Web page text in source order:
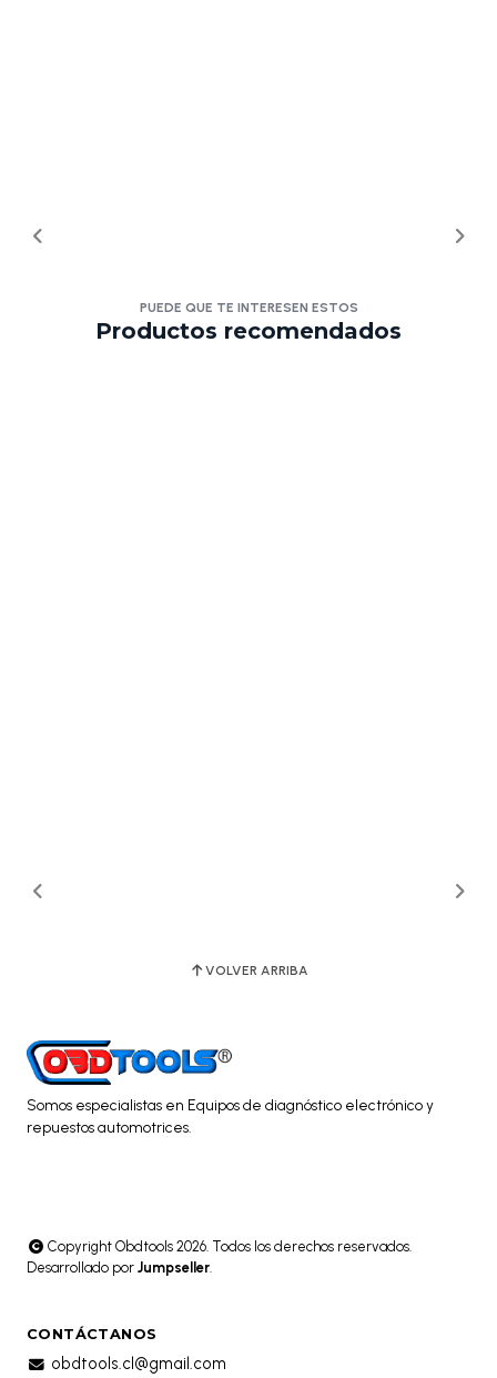
PUEDE QUE TE INTERESEN ESTOS
Productos recomendados
VOLVER ARRIBA
Somos especialistas en Equipos de diagnóstico electrónico y
repuestos automotrices.
Copyright Obdtools 2026. Todos los derechos reservados.
Desarrollado por Jumpseller.
CONTÁCTANOS
obdtools.cl@gmail.com